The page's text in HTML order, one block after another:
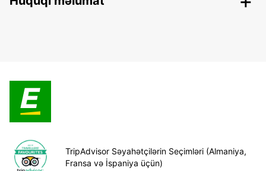
TripAdvisor Səyahətçilərin Seçimləri (Almaniya,
Fransa və İspaniya üçün)